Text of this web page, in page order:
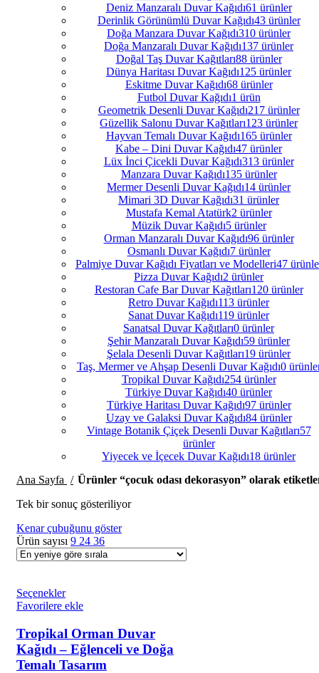
Deniz Manzaralı Duvar Kağıdı61 ürünler
Derinlik Görünümlü Duvar Kağıdı43 ürünler
Doğa Manzara Duvar Kağıdı310 ürünler
Doğa Manzaralı Duvar Kağıdı137 ürünler
Doğal Taş Duvar Kağıtları88 ürünler
Dünya Haritası Duvar Kağıdı125 ürünler
Eskitme Duvar Kağıdı68 ürünler
Futbol Duvar Kağıdı1 ürün
Geometrik Desenli Duvar Kağıdı217 ürünler
Güzellik Salonu Duvar Kağıtları123 ürünler
Hayvan Temalı Duvar Kağıdı165 ürünler
Kabe – Dini Duvar Kağıdı47 ürünler
Lüx İnci Çicekli Duvar Kağıdı313 ürünler
Manzara Duvar Kağıdı135 ürünler
Mermer Desenli Duvar Kağıdı14 ürünler
Mimari 3D Duvar Kağıdı31 ürünler
Mustafa Kemal Atatürk2 ürünler
Müzik Duvar Kağıdı5 ürünler
Orman Manzaralı Duvar Kağıdı96 ürünler
Osmanlı Duvar Kağıdı7 ürünler
Palmiye Duvar Kağıdı Fiyatları ve Modelleri47
Pizza Duvar Kağıdı2 ürünler
Restoran Cafe Bar Duvar Kağıtları120 ürünler
Retro Duvar Kağıdı113 ürünler
Sanat Duvar Kağıdı119 ürünler
Sanatsal Duvar Kağıtları0 ürünler
Şehir Manzaralı Duvar Kağıdı59 ürünler
Şelala Desenli Duvar Kağıtları19 ürünler
Taş, Mermer ve Ahşap Desenli Duvar Kağıdı0
Tropikal Duvar Kağıdı254 ürünler
Türkiye Duvar Kağıdı40 ürünler
Türkiye Haritası Duvar Kağıdı97 ürünler
Uzay ve Galaksi Duvar Kağıdı84 ürünler
Vintage Botanik Çiçek Desenli Duvar Kağıtları57
ürünler
Yiyecek ve İçecek Duvar Kağıdı18 ürünler
Ana Sayfa
Ürünler “çocuk odası dekorasyon” olarak
Tek bir sonuç gösteriliyor
Kenar çubuğunu göster
Ürün sayısı 9 24 36
Seçenekler
Favorilere ekle
Tropikal Orman Duvar
Kağıdı – Eğlenceli ve Doğa
Temalı Tasarım